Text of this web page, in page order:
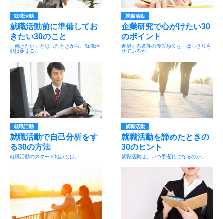
就職活動
就職活動前に準備してお
きたい30のこと
「働きたい」と思ったときから、就職活
動は始まる。
就職活動
企業研究で心がけたい30
のポイント
希望する条件の優先順位を、はっきりさ
せているか。
就職活動
就職活動で自己分析をす
る30の方法
就職活動のスタート地点とは。
就職活動
就職活動を諦めたときの
30のヒント
就職活動は、いつ手遅れになるのか。